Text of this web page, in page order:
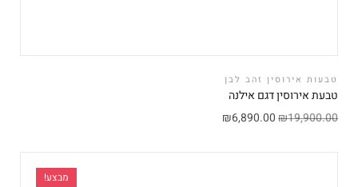
טבעות אירוסין זהב לבן
טבעת אירוסין דגם אילנה
₪19,900.00
₪6,890.00
מבצע!